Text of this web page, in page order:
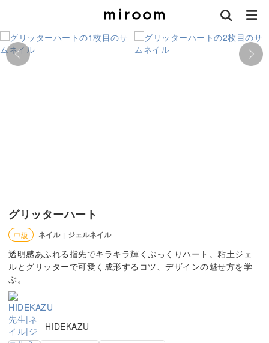
グリッターハート
中級 ネイル | ジェルネイル
透明感あふれる指先でキラキラ輝くぷっくりハート。粘土ジェ
ルとグリッターで可愛く成形するコツ、デザインの魅せ方を学
ぶ。
HIDEKAZU